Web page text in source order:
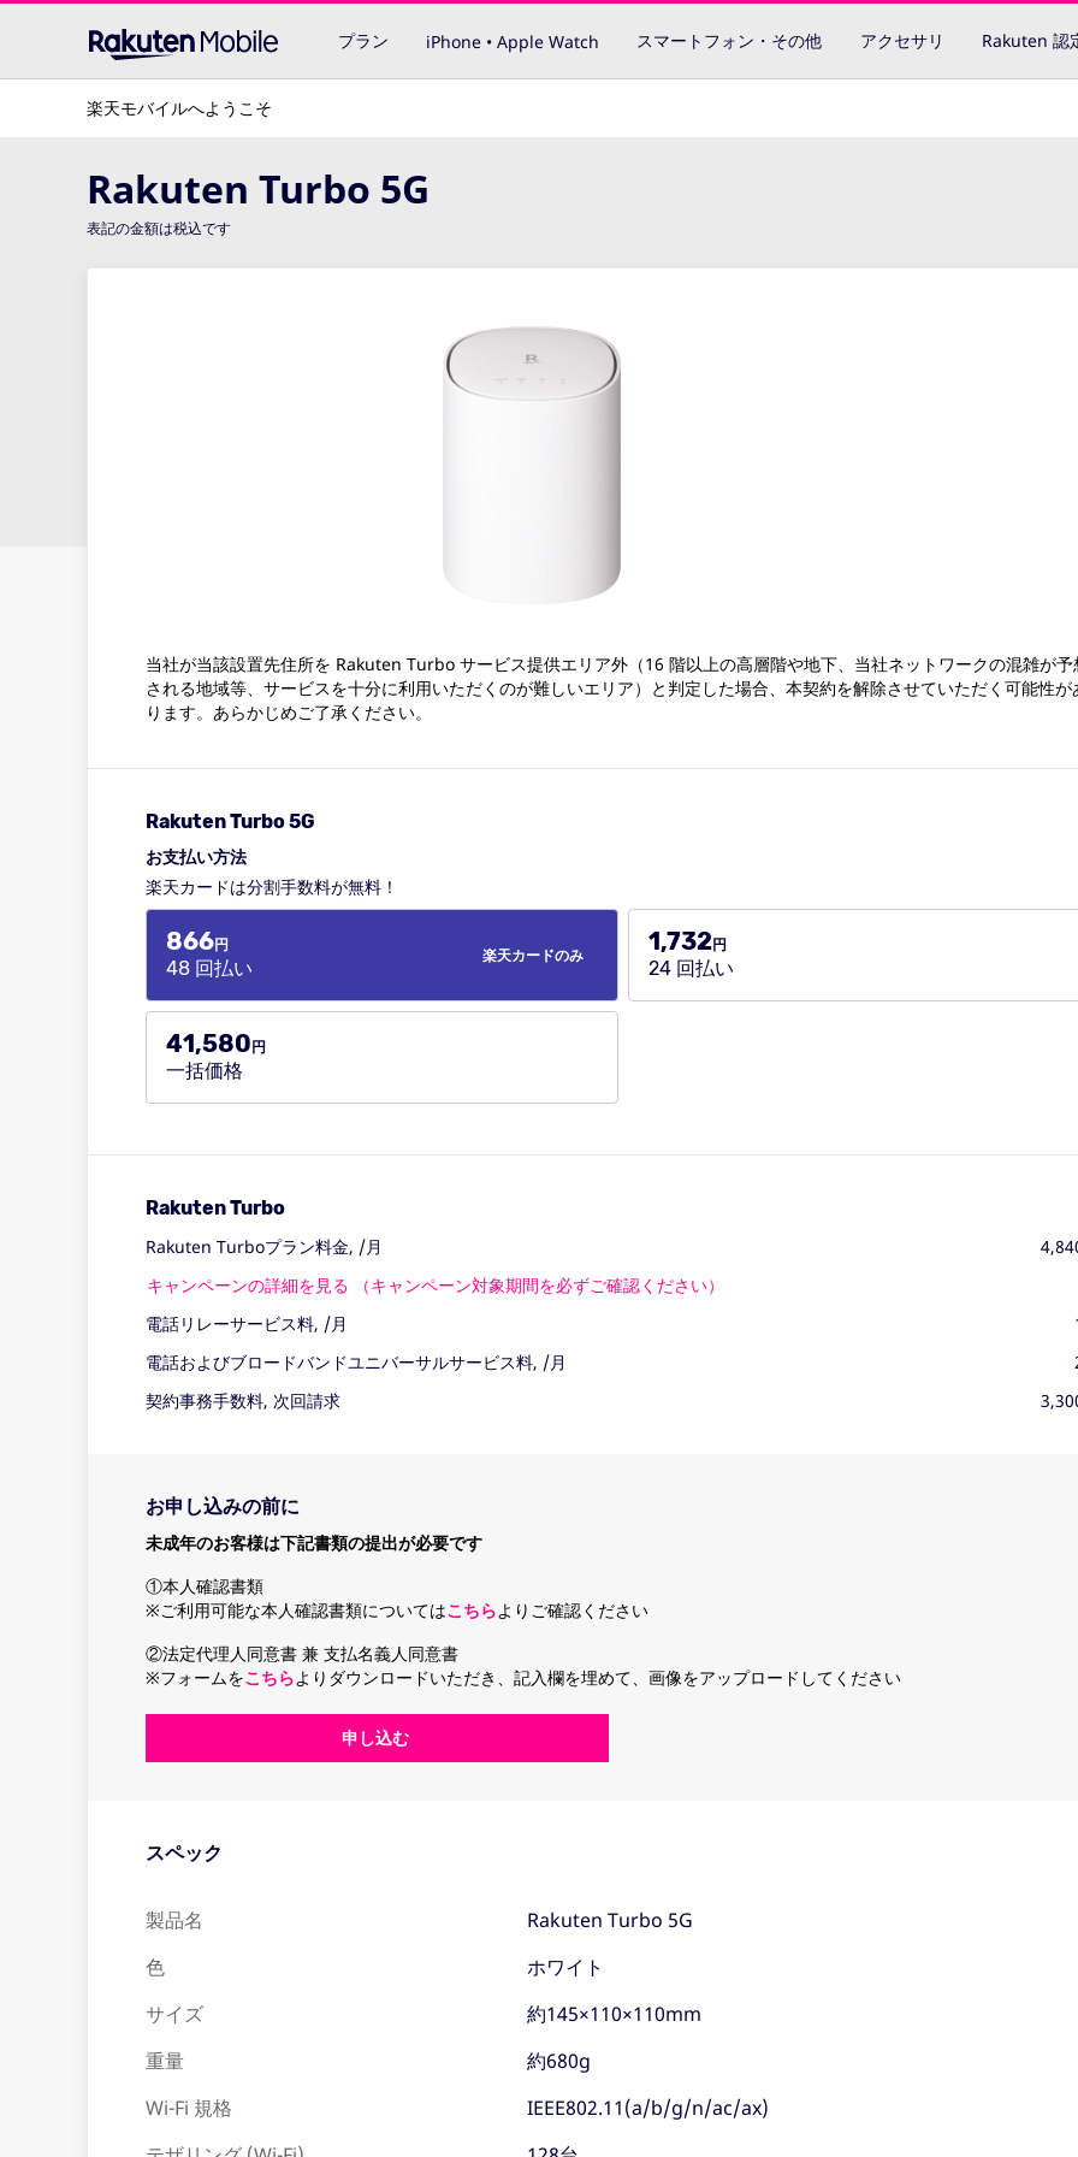
プラン iPhone • Apple Watch スマートフォン・その他 アクセサリ Rakuten 認
楽天モバイルへようこそ
Rakuten Turbo 5G
表記の金額は税込です
当社が当該設置先住所を Rakuten Turbo サービス提供エリア外（16 階以上の高層階や地下、当社ネットワークの混雑が予
される地域等、サービスを十分に利用いただくのが難しいエリア）と判定した場合、本契約を解除させていただく可能性が
ります。あらかじめご了承ください。
Rakuten Turbo 5G
お支払い方法
楽天カードは分割手数料が無料！
866円
48 回払い
楽天カードのみ 1,732円
24 回払い
41,580 円
一括価格
Rakuten Turbo
Rakuten Turboプラン料金, /月
キャンペーンの詳細を見る （キャンペーン対象期間を必ずご確認ください）
電話リレーサービス料, /月
電話およびブロードバンドユニバーサルサービス料, /月
契約事務手数料, 次回請求
お申し込みの前に
未成年のお客様は下記書類の提出が必要です
①本人確認書類
※ご利用可能な本人確認書類についてはこちらよりご確認ください
②法定代理人同意書 兼 支払名義人同意書
※フォームをこちらよりダウンロードいただき、記入欄を埋めて、画像をアップロードしてください
申し込む
スペック
製品名
Rakuten Turbo 5G
色
ホワイト
サイズ
約145×110×110mm
重量
約680g
Wi-Fi 規格
IEEE802.11(a/b/g/n/ac/ax)